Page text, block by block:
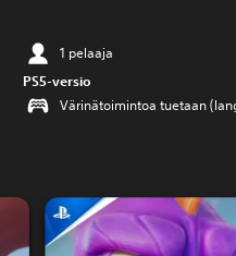
1 pelaaja
PS5-versio
Värinätoimintoa tuetaan